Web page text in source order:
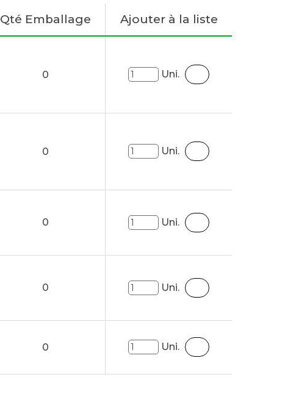
Qté Emballage Ajouter à la liste
0 Uni.
0 Uni.
0 Uni.
0 Uni.
0 Uni.